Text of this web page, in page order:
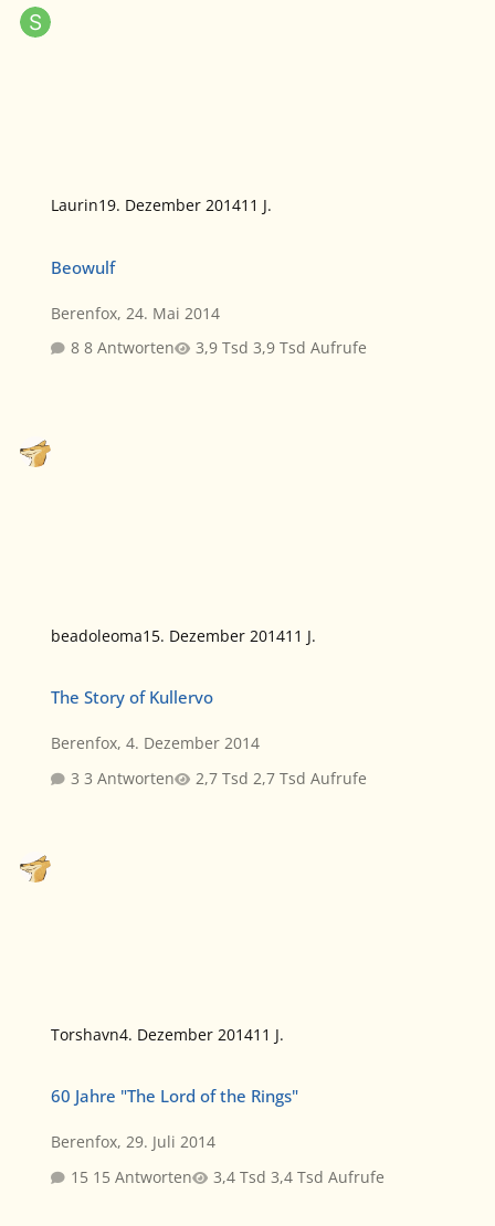
Laurin19. Dezember 201411 J.
Beowulf
Berenfox, 24. Mai 2014
8 Antworten
3,9 Tsd Aufrufe
beadoleoma15. Dezember 201411 J.
The Story of Kullervo
Berenfox,4. Dezember 2014
3 Antworten
2,7 Tsd Aufrufe
Torshavn4. Dezember 201411 J.
60 Jahre "The Lord of the Rings"
Berenfox,29. Juli 2014
15 Antworten
3,4 Tsd Aufrufe